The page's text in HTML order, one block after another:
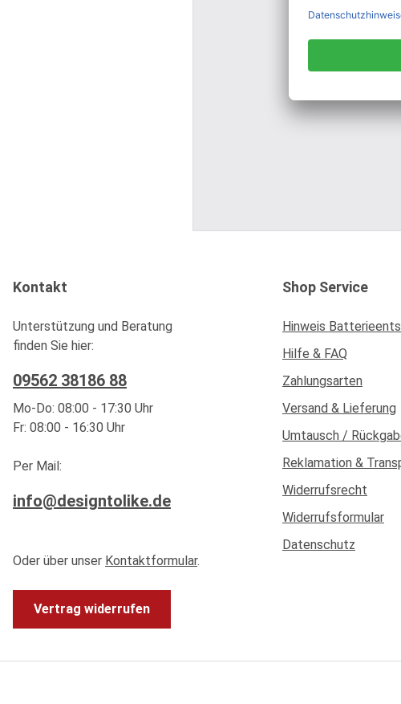
Kontakt
Unterstützung und Beratung
finden Sie hier:
09562 38186 88
Mo-Do: 08:00 - 17:30 Uhr
Fr: 08:00 - 16:30 Uhr
Per Mail:
info@designtolike.de
Oder über unser Kontaktformular.
Vertrag widerrufen
Shop Service
Hinweis
Hilfe & FAQ
Zahlungsarten
Versand & Lieferung
Umtausch /
Reklamation &
Widerrufsrecht
Widerrufsformular
Datenschutz